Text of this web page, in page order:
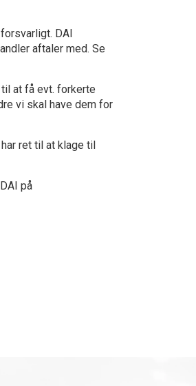
DAI
aftaler med. Se
at få evt. forkerte
vi skal have dem for
ret til at klage til
på